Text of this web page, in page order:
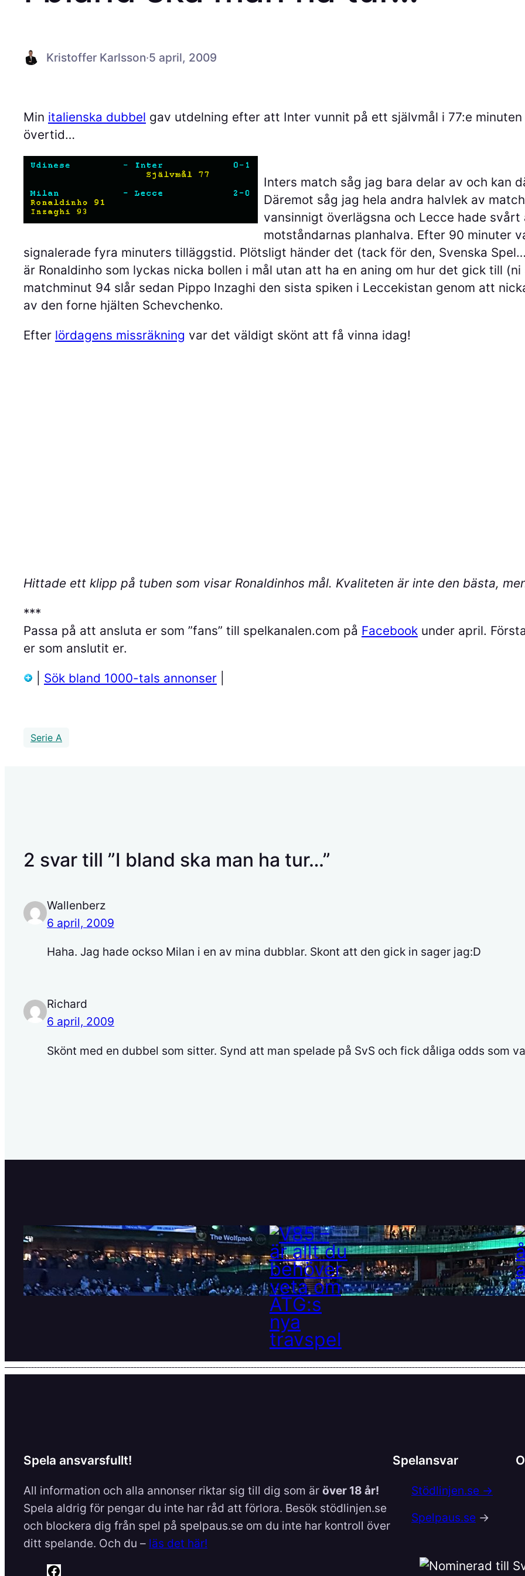
Kristoffer Karlsson·5 april, 2009
Min italienska dubbel gav utdelning efter att Inter vunnit på ett självmål i 77:e
övertid…
Inters match såg jag bara delar av och kan
Däremot såg jag hela andra halvlek av
vansinnigt överlägsna och Lecce hade
motståndarnas planhalva. Efter 90 minuter
signalerade fyra minuters tilläggstid. Plötsligt händer det (tack för den, Svenska
är Ronaldinho som lyckas nicka bollen i mål utan att ha en aning om hur det gick till
matchminut 94 slår sedan Pippo Inzaghi den sista spiken i Leccekistan genom att
av den forne hjälten Schevchenko.
Efter lördagens missräkning var det väldigt skönt att få vinna idag!
Hittade ett klipp på tuben som visar Ronaldinhos mål. Kvaliteten är inte den bästa,
***
Passa på att ansluta er som ”fans” till spelkanalen.com på Facebook under april.
er som anslutit er.
Sök bland 1000-tals annonser
Serie A
2 svar till ”I bland ska man ha tur…”
Wallenberz
6 april, 2009
Haha. Jag hade ockso Milan i en av mina dubblar. Skont att den gick in sager jag:D
Richard
6 april, 2009
Skönt med en dubbel som sitter. Synd att man spelade på SvS och fick dåliga odds som
SHL är tillbaka!
11 september, 2025
V85 – är allt du behöver
veta om ATG:s nya travspel
28 maj, 2025
Spela ansvarsfullt!
All information och alla annonser riktar sig till dig som är över 18 år!
Spela aldrig för pengar du inte har råd att förlora. Besök stödlinjen.se
och blockera dig från spel på spelpaus.se om du inte har kontroll över
ditt spelande. Och du – läs det här!
Spelansvar
Stödlinjen.se →
Spelpaus.se →